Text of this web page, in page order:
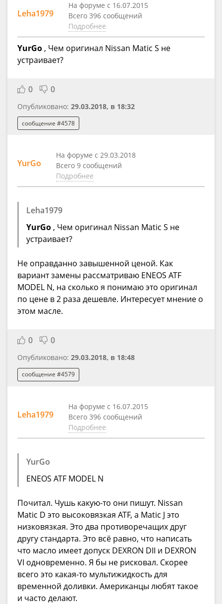
Leha1979
На форуме с 16.07.2015
Всего 396 сообщений
Подробнее
YurGo , Чем оригинал Nissan Matic S не
устраивает?
0 0
Опубликовано: 29.03.2018, в 18:32
сообщение #4578
YurGo
На форуме с 29.03.2018
Всего 9 сообщений
Подробнее
Leha1979
YurGo, Чем оригинал Nissan Matic S не
устраивает?
Не оправданно завышенной ценой. Как
вариант замены рассматриваю ENEOS ATF
MODEL N, на сколько я понимаю это оригинал
по цене в 2 раза дешевле. Интересует мнение о
этом масле.
0 0
Опубликовано: 29.03.2018, в 18:48
сообщение #4579
Leha1979
На форуме с 16.07.2015
Всего 396 сообщений
Подробнее
YurGo
ENEOS ATF MODEL N
Почитал. Чушь какую-то они пишут. Nissan
Matic D это высоковязкая ATF, а Matic J это
низковязкая. Это два противоречащих друг
другу стандарта. Это всё равно, что написать
что масло имеет допуск DEXRON DII и DEXRON
VI одновременно. Я бы не рисковал. Скорее
всего это какая-то мультижидкость для
временной доливки. Американцы любят такое
и часто делают.